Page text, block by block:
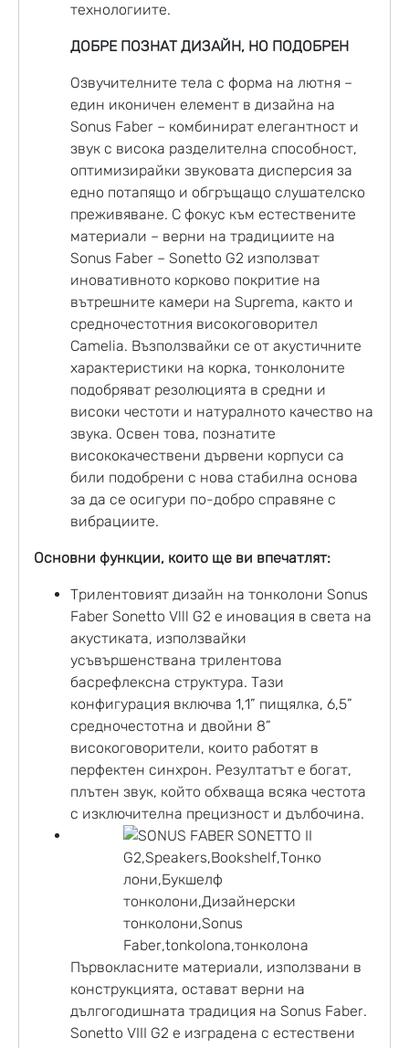
технологиите.
ДОБРЕ ПОЗНАТ ДИЗАЙН, НО ПОДОБРЕН
Озвучителните тела с форма на лютня –
един иконичен елемент в дизайна на
Sonus Faber – комбинират елегантност и
звук с висока разделителна способност,
оптимизирайки звуковата дисперсия за
едно потапящо и обгръщащо слушателско
преживяване. С фокус към естествените
материали – верни на традициите на
Sonus Faber – Sonetto G2 използват
иновативното корково покритие на
вътрешните камери на Suprema, както и
средночестотния високоговорител
Camelia. Възползвайки се от акустичните
характеристики на корка, тонколоните
подобряват резолюцията в средни и
високи честоти и натуралното качество на
звука. Освен това, познатите
висококачествени дървени корпуси са
били подобрени с нова стабилна основа
за да се осигури по-добро справяне с
вибрациите.
Основни функции, които ще ви впечатлят:
Трилентовият дизайн на тонколони Sonus
Faber Sonetto Vlll G2 е иновация в света на
акустиката, използвайки
усъвършенствана трилентова
басрефлексна структура. Тази
конфигурация включва 1,1” пищялка, 6,5”
средночестотна и двойни 8”
високоговорители, които работят в
перфектен синхрон. Резултатът е богат,
плътен звук, който обхваща всяка честота
с изключителна прецизност и дълбочина.
Първокласните материали, използвани в
конструкцията, остават верни на
дългогодишната традиция на Sonus Faber.
Sonetto VIII G2 е изградена с естествени